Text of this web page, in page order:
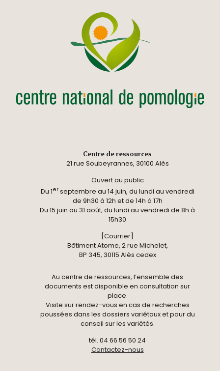
Centre de ressources
21 rue Soubeyrannes, 30100 Alès
Ouvert au public
Du 1erseptembre au 14 juin, du lundi au vendredi
de 9h30 à 12h et de 14h à 17h
Du 15 juin au 31 août, du lundi au vendredi de 8h à
15h30
[Courrier]
Bâtiment Atome, 2 rue Michelet,
BP 345, 30115 Alès cedex
Au centre de ressources, l’ensemble des
documents est disponible en consultation sur
place.
Visite sur rendez-vous en cas de recherches
poussées dans les dossiers variétaux et pour du
conseil sur les variétés.
tél. 04 66 56 50 24
Contactez-nous